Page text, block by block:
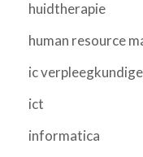
huidtherapie
human resource
ic verpleegkundige
ict
informatica